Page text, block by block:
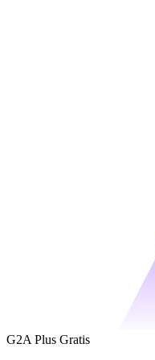
G2A Plus Gratis